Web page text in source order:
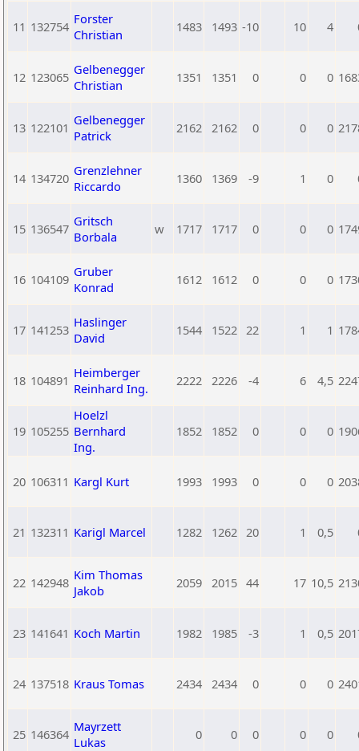
11 132754 Forster
Christian
1483 1493 -10 10 4
12 123065 Gelbenegger
Christian
1351 1351 0 0 0
13 122101 Gelbenegger
Patrick
2162 2162 0 0 0
14 134720 Grenzlehner
Riccardo
1360 1369 -9 1 0
15 136547 Gritsch
Borbala
w 1717 1717 0 0 0
16 104109 Gruber
Konrad
1612 1612 0 0 0
17 141253 Haslinger
David
1544 1522 22 1 1
18 104891 Heimberger
Reinhard Ing.
2222 2226 -4 6 4,5
19 105255
Hoelzl
Bernhard
Ing.
1852 1852 0 0 0
20 106311 Kargl Kurt 1993 1993 0 0 0
21 132311 Karigl Marcel 1282 1262 20 1 0,5
22 142948 Kim Thomas
Jakob
2059 2015 44 17 10,5
23 141641 Koch Martin 1982 1985 -3 1 0,5
24 137518 Kraus Tomas 2434 2434 0 0 0
25 146364 Mayrzett
Lukas
0 0 0 0 0